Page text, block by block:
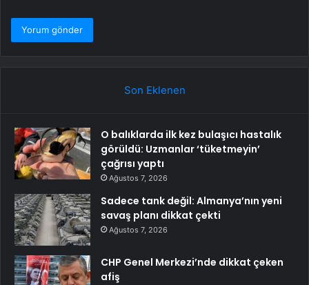
Son Eklenen
O balıklarda ilk kez bulaşıcı hastalık
görüldü: Uzmanlar ‘tüketmeyin’
çağrısı yaptı
Ağustos 7, 2026
Sadece tank değil: Almanya’nın yeni
savaş planı dikkat çekti
Ağustos 7, 2026
CHP Genel Merkezi’nde dikkat çeken
afiş